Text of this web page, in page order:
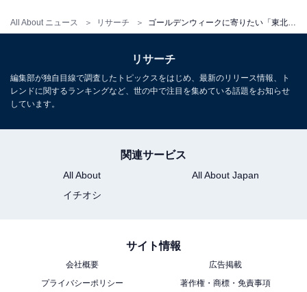
All About ニュース リサーチ
ください
次ページ 5位までのランキング結果を見る
リサーチ
編集部が独自目線で調査したトピックスをはじめ、最新のリリース情報、ト
レンドに関するランキングなど、世の中で注目を集めている話題をお知らせ
しています。
関連サービス
All About
All About Japan
イチオシ
サイト情報
会社概要
広告掲載
プライバシーポリシー
著作権・商標・免責事項